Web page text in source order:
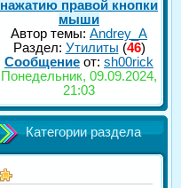
нажатию правой кнопки
мыши
Автор темы: Andrey_A
Раздел: Утилиты (46)
Сообщение от: sh00rick
Понедельник, 09.09.2024,
21:03
Категории раздела